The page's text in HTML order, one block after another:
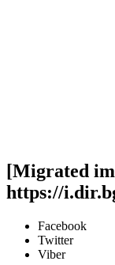
[Migrated
https://
Facebook
Twitter
Viber